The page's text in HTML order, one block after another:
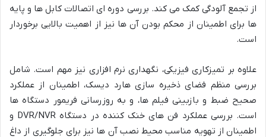
از تجمع آلودگی کمک می کند. بررسی دوره ای اتصالات کابل ها و پایه
ها برای اطمینان از محکم بودن آن ها نیز از اهمیت بالایی برخوردار
است.
علاوه بر تمیزکاری فیزیکی، نگهداری نرم افزاری نیز مهم است. شامل
بررسی منظم فضای ذخیره سازی هارد دیسک، اطمینان از عملکرد
صحیح ضبط و بازبینی فیلم ها، و به روزرسانی فریمور دستگاه ها
است. بررسی عملکرد فن های خنک کننده در دستگاه DVR/NVR و
اطمینان از تهویه مناسب محیط نصب آن ها نیز برای جلوگیری از داغ